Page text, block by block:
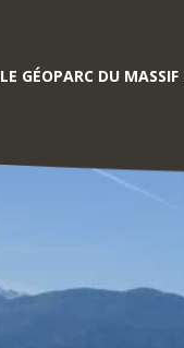
LE GÉOPARC DU MASSIF